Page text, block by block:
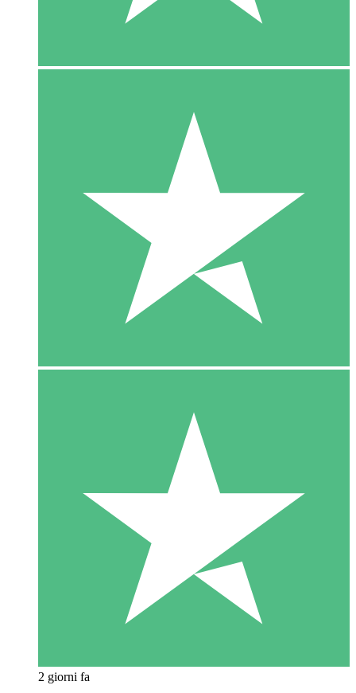
2 giorni fa